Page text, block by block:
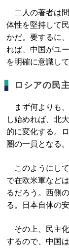
二人の著者は
体性を堅持して
かだ。要するに
れば、中国がユ
を明確に意識し
ロシアの民
まず何よりも
し始めれば、北
的に変化する。
圏の一員となる。
このようにし
で在欧米軍など
るだろう。西側
る。日本自体の
その上、民主
するので、中国